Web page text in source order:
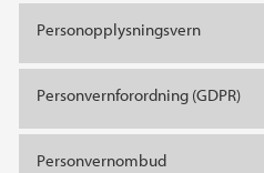
Personopplysningsvern
Personvernforordning (GDPR)
Personvernombud